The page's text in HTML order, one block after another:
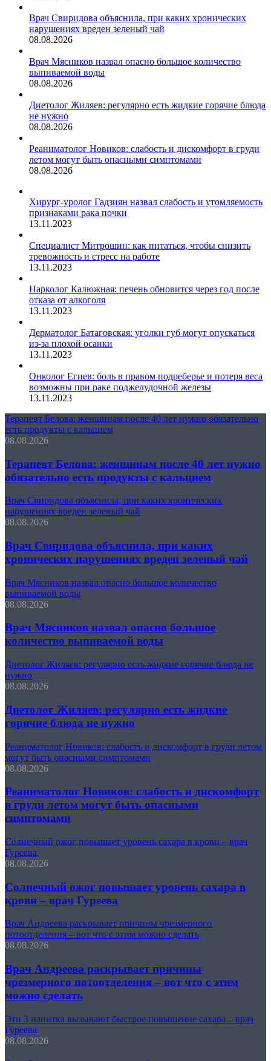
Врач Свиридова объяснила, при каких хронических
нарушениях вреден зеленый чай
08.08.2026
Врач Мясников назвал опасно большое количество
выпиваемой воды
08.08.2026
Диетолог Жиляев: регулярно есть жидкие горячие блюда
не нужно
08.08.2026
Реаниматолог Новиков: слабость и дискомфорт в груди
летом могут быть опасными симптомами
08.08.2026
Хирург-уролог Гадзиян назвал слабость и утомляемость
признаками рака почки
13.11.2023
Специалист Митрошин: как питаться, чтобы снизить
тревожность и стресс на работе
13.11.2023
Нарколог Калюжная: печень обновится через год после
отказа от алкоголя
13.11.2023
Дерматолог Батаговская: уголки губ могут опускаться
из-за плохой осанки
13.11.2023
Онколог Егиев: боль в правом подреберье и потеря веса
возможны при раке поджелудочной железы
13.11.2023
Терапевт Белова: женщинам после 40 лет нужно обязательно
есть продукты с кальцием
08.08.2026
Терапевт Белова: женщинам после 40 лет нужно
обязательно есть продукты с кальцием
Врач Свиридова объяснила, при каких хронических
нарушениях вреден зеленый чай
08.08.2026
Врач Свиридова объяснила, при каких
хронических нарушениях вреден зеленый чай
Врач Мясников назвал опасно большое количество
выпиваемой воды
08.08.2026
Врач Мясников назвал опасно большое
количество выпиваемой воды
Диетолог Жиляев: регулярно есть жидкие горячие блюда не
нужно
08.08.2026
Диетолог Жиляев: регулярно есть жидкие
горячие блюда не нужно
Реаниматолог Новиков: слабость и дискомфорт в груди летом
могут быть опасными симптомами
08.08.2026
Реаниматолог Новиков: слабость и дискомфорт
в груди летом могут быть опасными
симптомами
Солнечный ожог повышает уровень сахара в крови – врач
Гуреева
08.08.2026
Солнечный ожог повышает уровень сахара в
крови – врач Гуреева
Врач Андреева раскрывает причины чрезмерного
потоотделения – вот что с этим можно сделать
08.08.2026
Врач Андреева раскрывает причины
чрезмерного потоотделения – вот что с этим
можно сделать
Эти 3 напитка вызывают быстрое повышение сахара – врач
Гуреева
08.08.2026